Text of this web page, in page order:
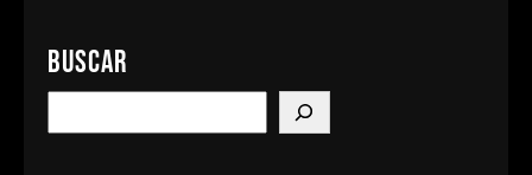
Buscar
e